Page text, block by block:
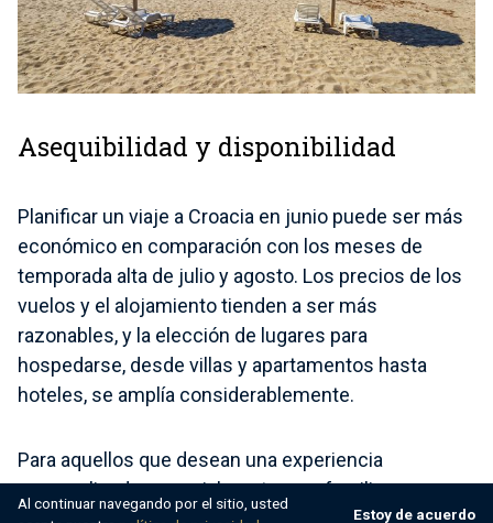
Asequibilidad y disponibilidad
Planificar un viaje a Croacia en junio puede ser más
económico en comparación con los meses de
temporada alta de julio y agosto. Los precios de los
vuelos y el alojamiento tienden a ser más
razonables, y la elección de lugares para
hospedarse, desde villas y apartamentos hasta
hoteles, se amplía considerablemente.
Para aquellos que desean una experiencia
personalizada, especialmente para familias o
Al continuar navegando por el sitio, usted
Estoy de acuerdo